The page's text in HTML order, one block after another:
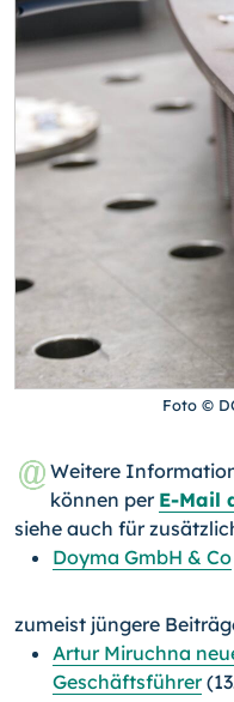
Foto ©
Weitere
können per E-Mail
siehe auch für
Doyma GmbH & Co
zumeist jüngere
Artur Miruchna
Geschäftsführer